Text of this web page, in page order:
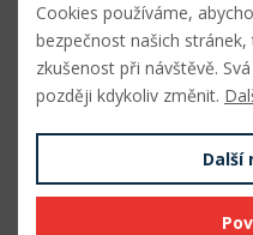
Parametry
Vnitřní průměr (mm)
Šířka (mm)
Cookies používáme,
bezpečnost našich
zkušenost při návštěvě.
později kdykoliv změnit.
Další